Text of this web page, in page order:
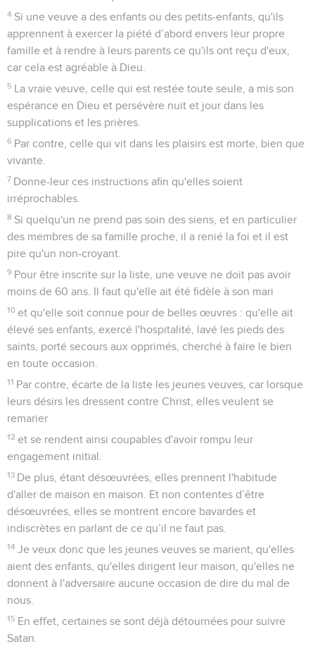
4 Si une veuve a des enfants ou des petits-enfants, qu'ils
apprennent à exercer la piété d’abord envers leur propre
famille et à rendre à leurs parents ce qu'ils ont reçu d'eux,
car cela est agréable à Dieu.
5 La vraie veuve, celle qui est restée toute seule, a mis son
espérance en Dieu et persévère nuit et jour dans les
supplications et les prières.
6 Par contre, celle qui vit dans les plaisirs est morte, bien que
vivante.
7 Donne-leur ces instructions afin qu'elles soient
irréprochables.
8 Si quelqu'un ne prend pas soin des siens, et en particulier
des membres de sa famille proche, il a renié la foi et il est
pire qu'un non-croyant.
9 Pour être inscrite sur la liste, une veuve ne doit pas avoir
moins de 60 ans. Il faut qu'elle ait été fidèle à son mari
10 et qu'elle soit connue pour de belles œuvres : qu'elle ait
élevé ses enfants, exercé l'hospitalité, lavé les pieds des
saints, porté secours aux opprimés, cherché à faire le bien
en toute occasion.
11 Par contre, écarte de la liste les jeunes veuves, car lorsque
leurs désirs les dressent contre Christ, elles veulent se
remarier
12 et se rendent ainsi coupables d'avoir rompu leur
engagement initial.
13 De plus, étant désœuvrées, elles prennent l'habitude
d'aller de maison en maison. Et non contentes d’être
désœuvrées, elles se montrent encore bavardes et
indiscrètes en parlant de ce qu’il ne faut pas.
14 Je veux donc que les jeunes veuves se marient, qu'elles
aient des enfants, qu'elles dirigent leur maison, qu'elles ne
donnent à l'adversaire aucune occasion de dire du mal de
nous.
15 En effet, certaines se sont déjà détournées pour suivre
Satan.